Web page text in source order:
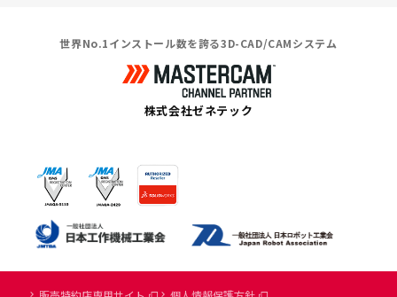
世界No.1インストール数を誇る3D-CAD/CAMシステム
株式会社ゼネテック